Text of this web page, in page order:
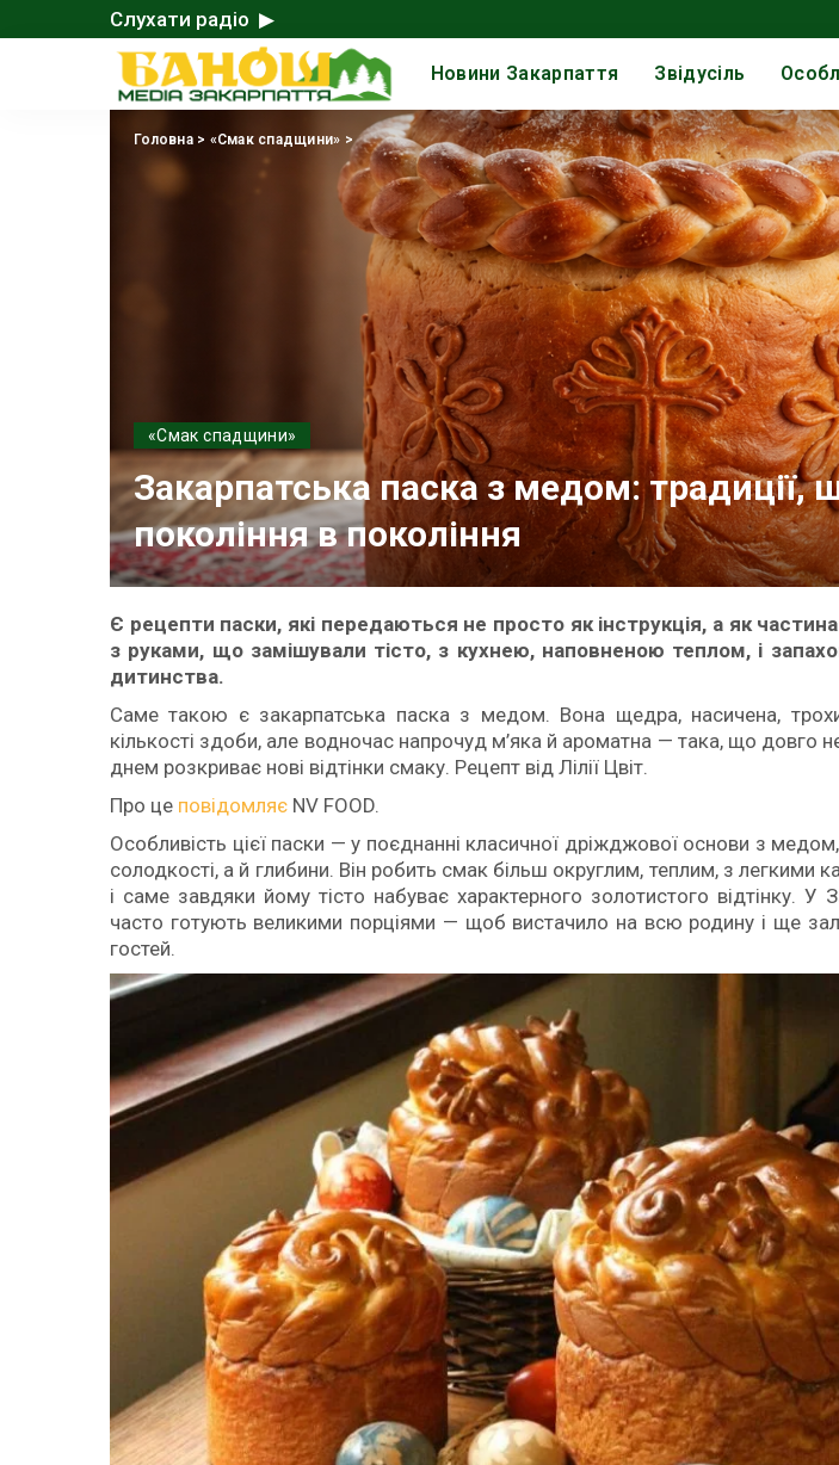
Слухати радіо ▶
Новини Закарпаття Звідусіль
Головна> «Смак спадщини» >
«Смак спадщини»
Закарпатська паска з медом: традиції,
покоління в покоління
Є рецепти паски, які передаються не просто як інструкція, а як
з руками, що замішували тісто, з кухнею, наповненою теплом, і
дитинства.
Саме такою є закарпатська паска з медом. Вона щедра, насичена,
кількості здоби, але водночас напрочуд м’яка й ароматна — така, що довго
днем розкриває нові відтінки смаку. Рецепт від Лілії Цвіт.
Про це повідомляє NV FOOD.
Особливість цієї паски — у поєднанні класичної дріжджової основи з
солодкості, а й глибини. Він робить смак більш округлим, теплим, з легкими
і саме завдяки йому тісто набуває характерного золотистого відтінку. У
часто готують великими порціями — щоб вистачило на всю родину і ще
гостей.